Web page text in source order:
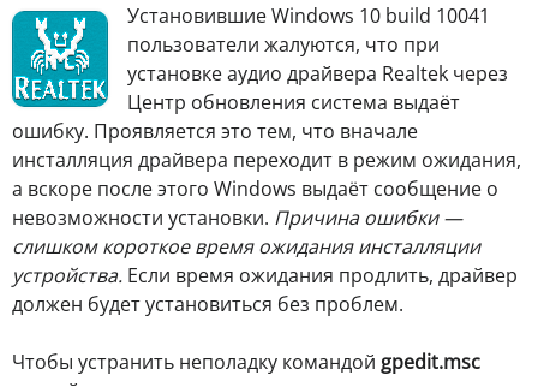
Установившие Windows 10 build 10041
пользователи жалуются, что при
установке аудио драйвера Realtek через
Центр обновления система выдаёт
ошибку. Проявляется это тем, что вначале
инсталляция драйвера переходит в режим ожидания,
а вскоре после этого Windows выдаёт сообщение о
невозможности установки. Причина ошибки —
слишком короткое время ожидания инсталляции
устройства. Если время ожидания продлить, драйвер
должен будет установиться без проблем.
Чтобы устранить неполадку командой gpedit.msc